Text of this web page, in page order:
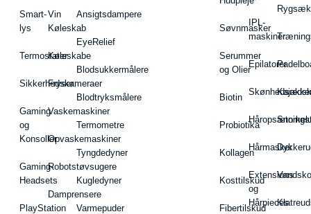
Smart-
lys
Termostater
Sikkerhedskameraer
Gaming
og
Konsoller
Gaming-
Headsets
PlayStation
Vin
Køleskab
Køleskabe
Fryser
Vaskemaskiner
Opvaskemaskiner
Robotstøvsugere
Damprensere
Ansigtsdampere
EyeRelief
Blodsukkermålere
Blodtryksmålere
Termometre
Tyngdedyner
Kugledyner
Varmepuder
Søvnmasker
Serummer
og Olier
Biotin
Probiotika
Kollagen
Kosttilskud
Fibertilskud
IPL-
maskiner
Epilatorer
Hårmasker
Extensions
og
Hårpieces
Vandsko